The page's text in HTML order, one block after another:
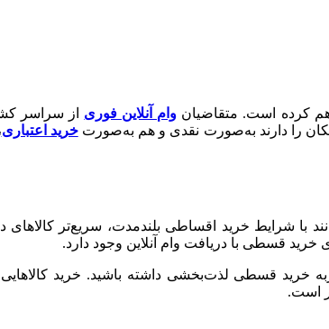
کرده است. متقاضیان وام آنلاین فوری
را دارند به‌صورت نقدی و هم به‌صورت خرید اعتباری
خرید اقساطی بلندمدت، سریع‌تر کالاهای
قسطی با دریافت وام آنلاین وجود دارد.
خرید قسطی لذت‌بخشی داشته باشید. خرید کالا‌هایی
است.